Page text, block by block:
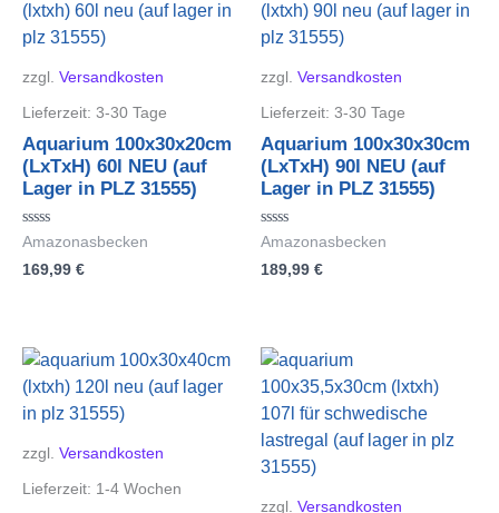
zzgl. Versandkosten
Lieferzeit: 3-30 Tage
Aquarium 100x30x20cm
(LxTxH) 60l NEU (auf
Lager in PLZ 31555)
Bewertet
0
Amazonasbecken
169,99 €
zzgl. Versandkosten
Lieferzeit: 3-30 Tage
Aquarium 100x30x30cm
(LxTxH) 90l NEU (auf
Lager in PLZ 31555)
Bewertet
0
Amazonasbecken
189,99 €
zzgl. Versandkosten
Lieferzeit: 1-4 Wochen
zzgl. Versandkosten